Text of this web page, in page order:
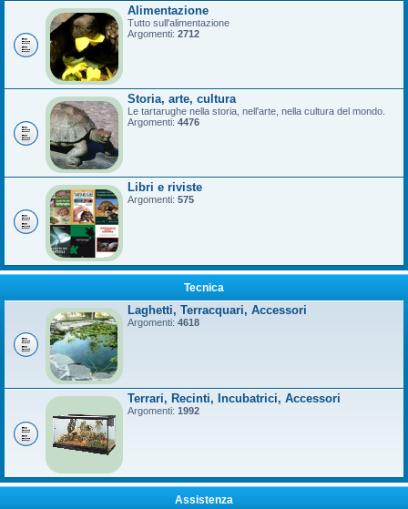
Alimentazione
Tutto sull'alimentazione
Argomenti: 2712
Storia, arte, cultura
Le tartarughe nella storia, nell'arte, nella cultura del mondo.
Argomenti: 4476
Libri e riviste
Argomenti: 575
Tecnica
Laghetti, Terracquari, Accessori
Argomenti: 4618
Terrari, Recinti, Incubatrici, Accessori
Argomenti: 1992
Assistenza